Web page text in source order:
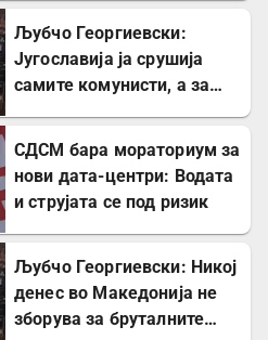
Љубчо Георгиевски:
Југославија ја срушија
самите комунисти, а за
СДСМ бара мораториум за
нови дата-центри: Водата
и струјата се под ризик
Љубчо Георгиевски: Никој
денес во Македонија не
зборува за бруталните